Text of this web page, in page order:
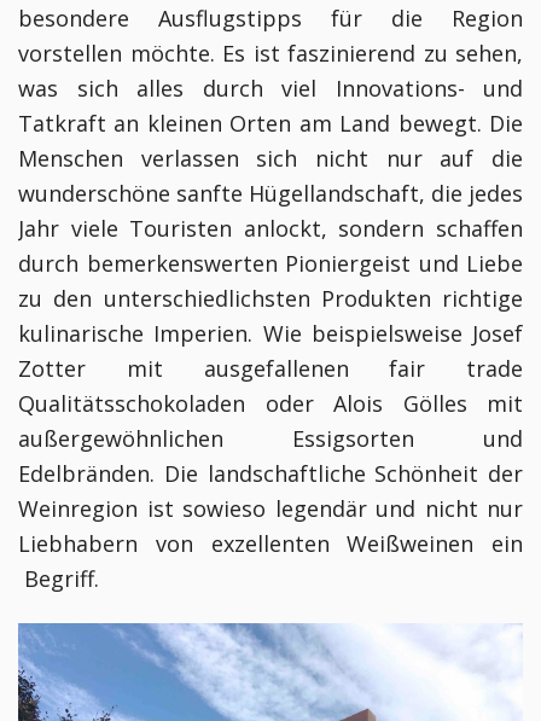
besondere Ausflugstipps für die Region
vorstellen möchte. Es ist faszinierend zu sehen,
was sich alles durch viel Innovations- und
Tatkraft an kleinen Orten am Land bewegt. Die
Menschen verlassen sich nicht nur auf die
wunderschöne sanfte Hügellandschaft, die jedes
Jahr viele Touristen anlockt, sondern schaffen
durch bemerkenswerten Pioniergeist und Liebe
zu den unterschiedlichsten Produkten richtige
kulinarische Imperien. Wie beispielsweise Josef
Zotter mit ausgefallenen fair trade
Qualitätsschokoladen oder Alois Gölles mit
außergewöhnlichen Essigsorten und
Edelbränden. Die landschaftliche Schönheit der
Weinregion ist sowieso legendär und nicht nur
Liebhabern von exzellenten Weißweinen ein
Begriff.